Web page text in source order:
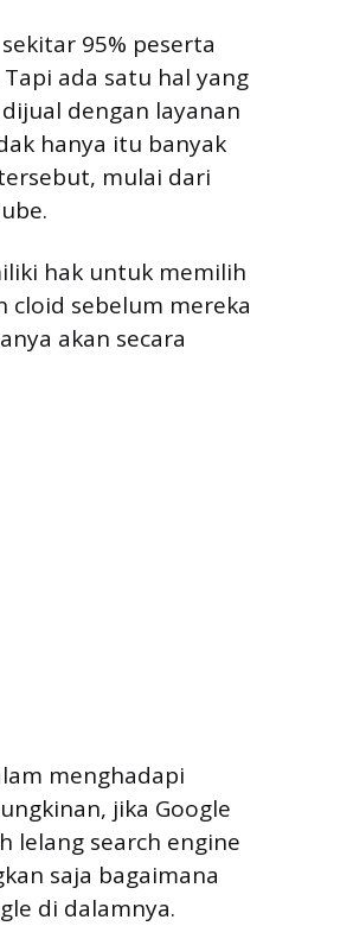
95% peserta
ada satu hal yang
dengan layanan
hanya itu banyak
mulai dari
hak untuk memilih
cloid sebelum mereka
akan secara
menghadapi
jika Google
lelang search engine
saja bagaimana
di dalamnya.